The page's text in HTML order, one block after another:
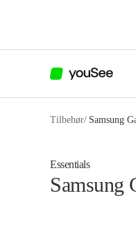
Tilbehør/ Samsung
Essentials
Samsung